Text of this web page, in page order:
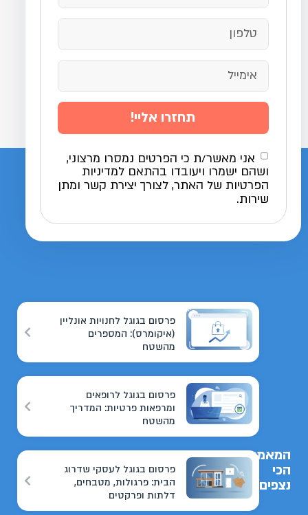
אני מאשר/ת כי הפרטים נמסרו מרצוני,
ושהם ישמרו ויעובדו בהתאם למדיניות
הפרטיות של האתר, לצורך יצירת קשר ומתן
שירות.
תחזרו אליי!
המאמרים
הכי
נצפים
פרסום בגוגל לחנויות אונליין
(איקומרס): המספרים
מהשטח
פרסום בגוגל לרופאים
ומרפאות פרטיות: המדריך
מהשטח
פרסום בגוגל לעסקי שדרוג
הבית: פרגולות, מטבחים,
דלתות ופרקטים